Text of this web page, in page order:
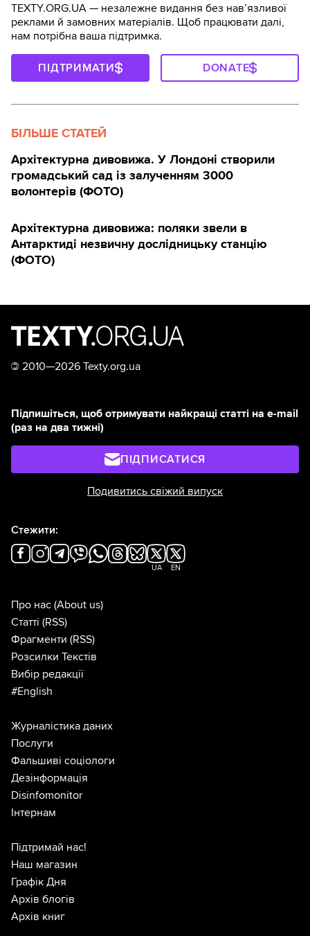
TEXTY.ORG.UA — незалежне видання без навʼязливої
реклами й замовних матеріалів. Щоб працювати далі,
нам потрібна ваша підтримка.
ПІДТРИМАТИ DONATE
БІЛЬШЕ СТАТЕЙ
Архітектурна дивовижа. У Лондоні створили
громадський сад із залученням 3000
волонтерів (ФОТО)
Архітектурна дивовижа: поляки звели в
Антарктиді незвичну дослідницьку станцію
(ФОТО)
© 2010—2026 Texty.org.ua
Підпишіться, щоб отримувати найкращі статті на e-mail
(раз на два тижні)
ПІДПИСАТИСЯ
Подивитись свіжий випуск
Стежити:
UA EN
Про нас (About us)
Статті (RSS)
Фрагменти (RSS)
Розсилки Текстів
Вибір редакції
#English
Журналістика даних
Послуги
Фальшиві соціологи
Дезінформація
Disinfomonitor
Інтернам
Підтримай нас!
Наш магазин
Графік Дня
Архів блогів
Архів книг